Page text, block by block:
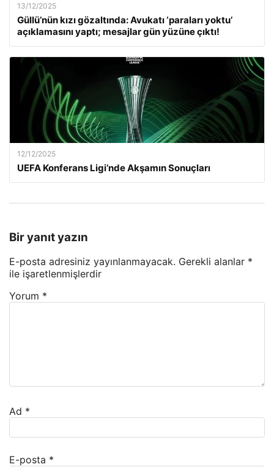
13/12/2025
Güllü’nün kızı gözaltında: Avukatı ‘paraları yoktu’
açıklamasını yaptı; mesajlar gün yüzüne çıktı!
12/12/2025
UEFA Konferans Ligi’nde Akşamın Sonuçları
Bir yanıt yazın
E-posta adresiniz yayınlanmayacak. Gerekli alanlar *
ile işaretlenmişlerdir
Yorum *
Ad *
E-posta *